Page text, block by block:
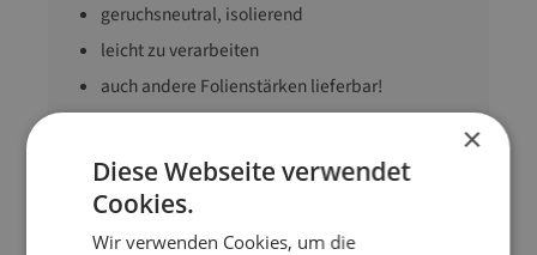
geruchsneutral, isolierend
leicht zu verarbeiten
auch andere Folienstärken lieferbar!
Abmessung
150 cm x 500 m x 1
Ausführung
Schaumfolie
×
Diese Webseite verwendet
Cookies.
Wir verwenden Cookies, um die